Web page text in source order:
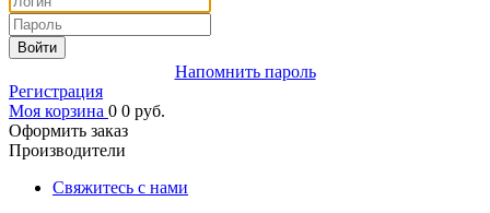
Войти
Напомнить пароль
Регистрация
Моя корзина 0 0 руб.
Оформить заказ
Производители
Свяжитесь с нами